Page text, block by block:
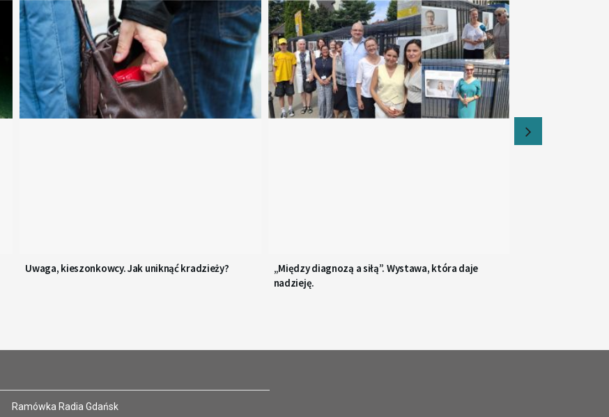
Uwaga, kieszonkowcy. Jak uniknąć kradzieży?
„Między diagnozą a siłą”. Wystawa, która daje
nadzieję.
Ramówka Radia Gdańsk